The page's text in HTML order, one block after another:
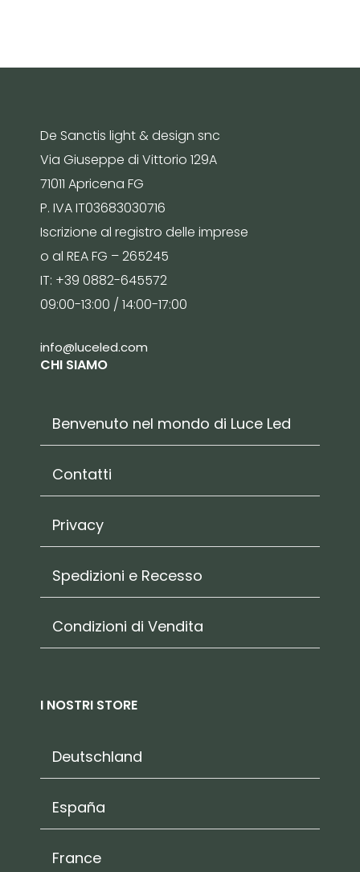
De Sanctis light & design snc
Via Giuseppe di Vittorio 129A
71011 Apricena FG
P. IVA IT03683030716
Iscrizione al registro delle imprese
o al REA FG – 265245
IT: +39 0882-645572
09:00-13:00 / 14:00-17:00
info@luceled.com
CHI SIAMO
Benvenuto nel mondo di Luce Led
Contatti
Privacy
Spedizioni e Recesso
Condizioni di Vendita
I NOSTRI STORE
Deutschland
España
France